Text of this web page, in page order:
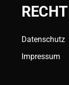
Datenschutz
Impressum